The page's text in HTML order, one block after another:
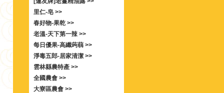
里仁-皂 >>
春好物-果乾 >>
老溫-天下第一辣 >>
每日優果-高纖蒟蒻 >>
淨毒五郎-居家清潔 >>
雲林縣農特產 >>
全國農會 >>
大寮區農會 >>